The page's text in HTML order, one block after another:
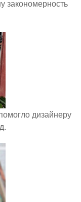
закономерность
дизайнеру